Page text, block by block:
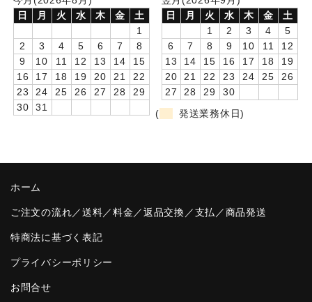
卒園DVDアルバム
園や先生への贈り物
卒業記念品
音声入りフォトフレームクロック(集合)
ポケットウォッチ
目覚まし時計(集合)
温湿度計付目覚まし時計
日
月 火 水 木 金
土
1
2
3 4 5 6 7
8
9
10 11 12 13 14
15
16
17 18 19 20 21
22
23
24 25 26 27 28
29
30
31
日
月 火 水 木 金
土
1
2 3 4
5
6
7 8 9 10 11
12
13
14 15 16 17 18
19
20
21 22 23 24 25
26
27
28 29
30
(
発送業務休日)
ホーム
ご注文の流れ／送料／料金／返品交換／支払／商品発送
特商法に基づく表記
プライバシーポリシー
お問合せ